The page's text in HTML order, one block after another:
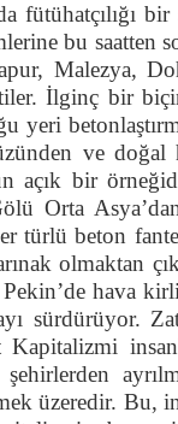
bu saatten
Malezya,
İlginç bir
yeri
ve doğal
açık bir
Orta
türlü beton
olmaktan
hava
sürdürüyor.
üzeredir. Bu,